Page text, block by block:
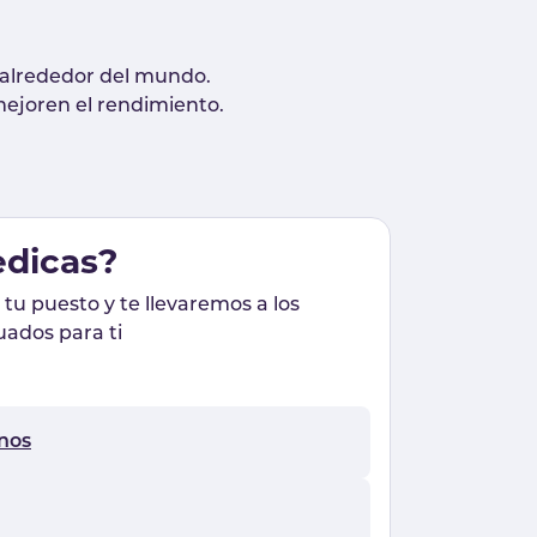
del mundo.
el rendimiento.
puesto y te llevaremos a los
para ti